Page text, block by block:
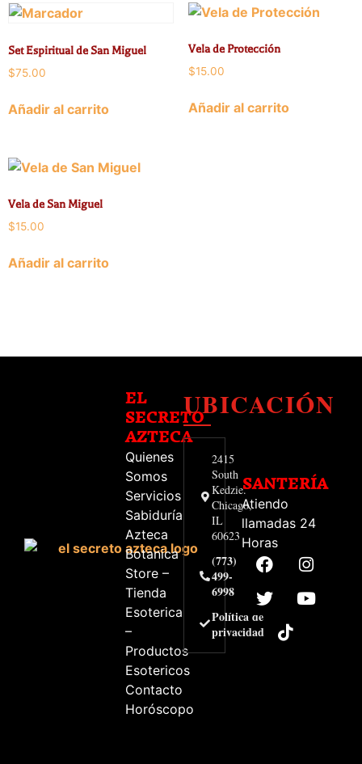
Set Espiritual de San Miguel
$75.00
Añadir al carrito
Vela de Protección
$15.00
Añadir al carrito
Vela de San Miguel
$15.00
Añadir al carrito
EL
SECRETO
AZTECA
Quienes
Somos
Servicios
Sabiduría
Azteca
Botanica
Store –
Tienda
Esoterica
–
Productos
Esotericos
Contacto
Horóscopo
UBICACIÓN
2415
South
Kedzie.
Chicago,
IL
60623
(773)
499-
6998
Política de
privacidad
SANTERÍA
Atiendo
llamadas 24
Horas